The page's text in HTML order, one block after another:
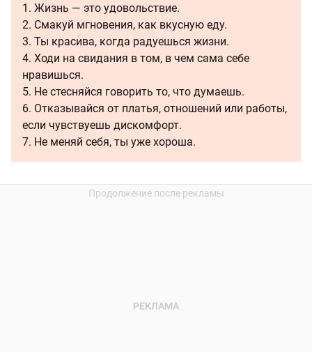
1. Жизнь — это удовольствие.
2. Смакуй мгновения, как вкусную еду.
3. Ты красива, когда радуешься жизни.
4. Ходи на свидания в том, в чем сама себе
нравишься.
5. Не стесняйся говорить то, что думаешь.
6. Отказывайся от платья, отношений или работы,
если чувствуешь дискомфорт.
7. Не меняй себя, ты уже хороша.